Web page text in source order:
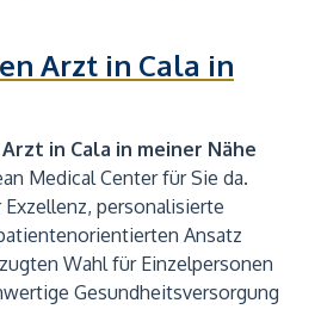
Arzt in Cala in
Arzt in Cala in meiner Nähe
Medical Center für Sie da.
personalisierte
Ansatz
Wahl für Einzelpersonen
Gesundheitsversorgung